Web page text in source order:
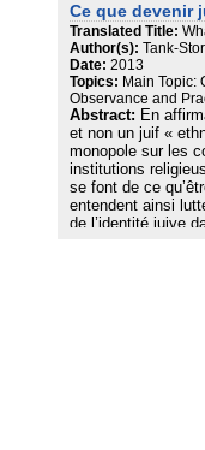
d’éloignement
les principes
Ce que devenir
Translated Title:
Author(s): Tank-
Date: 2013
Topics: Main Topic:
Observance and
Abstract: En
et non un juif «
monopole sur les
institutions
se font de ce
entendent ainsi
de l’identité juive